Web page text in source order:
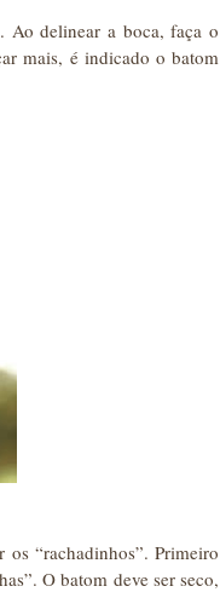
Ao delinear a boca, faça o
mais, é indicado o batom
“rachadinhos”. Primeiro
O batom deve ser seco,